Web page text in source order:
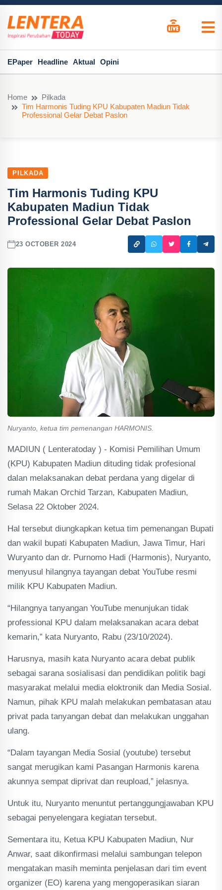
EPaper Headline Aktual Opini
Home
Pilkada
Tim Harmonis Tuding KPU Kabupaten Madiun Tidak
Professional Gelar Debat Paslon
PILKADA
Tim Harmonis Tuding KPU
Kabupaten Madiun Tidak
Professional Gelar Debat Paslon
23 OCTOBER 2024
Nuryanto, ketua tim pemenangan HARMONIS.
MADIUN ( Lenteratoday ) - Komisi Pemilihan Umum
(KPU) Kabupaten Madiun dituding tidak profesional
dalan melaksanakan debat perdana yang digelar di
rumah Makan Orchid Tarzan, Kabupaten Madiun,
Selasa 22 Oktober 2024.
Hal tersebut diungkapkan ketua tim pemenangan Bupati
dan wakil bupati Kabupaten Madiun, Jawa Timur, Hari
Wuryanto dan dr. Purnomo Hadi (Harmonis), Nuryanto,
menyusul hilangnya tayangan debat YouTube resmi
milik KPU Kabupaten Madiun.
“Hilangnya tanyangan YouTube menunjukan tidak
professional KPU dalam melaksanakan acara debat
kemarin,” kata Nuryanto, Rabu (23/10/2024).
Harusnya, masih kata Nuryanto acara debat publik
sebagai sarana sosialisasi dan pendidikan politik bagi
masyarakat melalui media eloktronik dan Media Sosial.
Namun, pihak KPU malah melakukan pembatasan atau
privat pada tanyangan debat dan melakukan unggahan
ulang.
“Dalam tayangan Media Sosial (youtube) tersebut
sangat merugikan kami Pasangan Harmonis karena
akunnya sempat diprivat dan reupload,” jelasnya.
Untuk itu, Nuryanto menuntut pertanggungjawaban KPU
sebagai penyelengara kegiatan tersebut.
Sementara itu, Ketua KPU Kabupaten Madiun, Nur
Anwar, saat dikonfirmasi melalui sambungan telepon
mengatakan masih meminta penjelasan dari tim event
organizer (EO) karena yang mengoperasikan siaran